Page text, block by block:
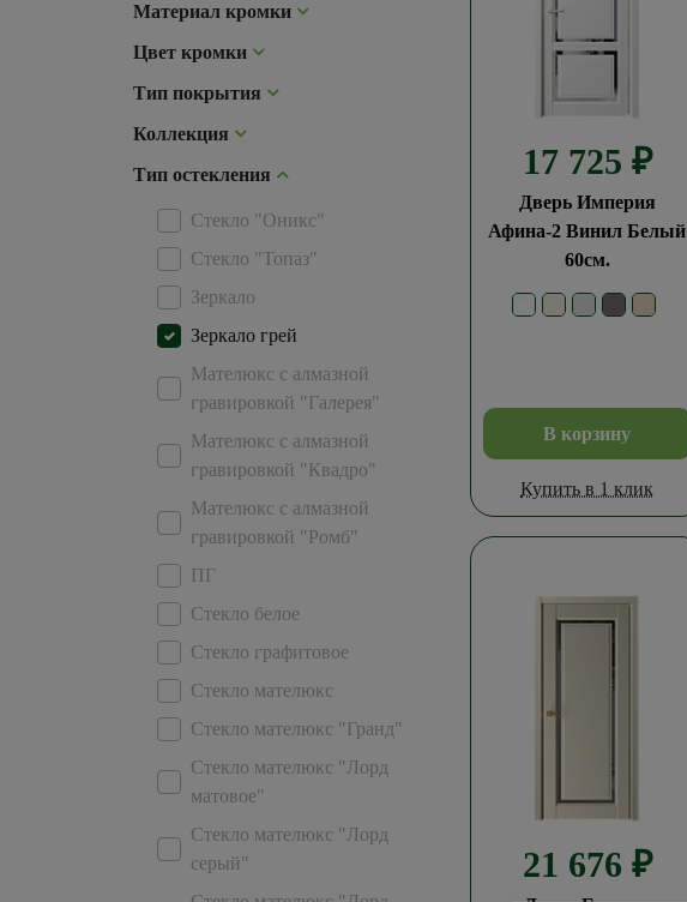
Материал кромки
Цвет кромки
Тип покрытия
Коллекция
Тип остекления
Стекло "Оникс"
Стекло "Топаз"
Зеркало
Зеркало грей
Мателюкс с алмазной
гравировкой "Галерея"
Мателюкс с алмазной
гравировкой "Квадро"
Мателюкс с алмазной
гравировкой "Ромб"
ПГ
Стекло белое
Стекло графитовое
Стекло мателюкс
Стекло мателюкс "Гранд"
Стекло мателюкс "Лорд
матовое"
Стекло мателюкс "Лорд
серый"
17 725 ₽
Дверь Империя
Афина-2 Винил Белый
60см.
В корзину
Купить в 1 клик
21 676 ₽